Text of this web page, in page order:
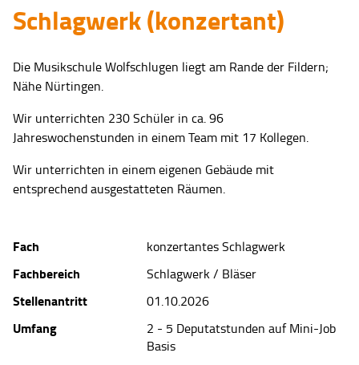
Schlagwerk (konzertant)
Die Musikschule Wolfschlugen liegt am Rande der Fildern;
Nähe Nürtingen.
Wir unterrichten 230 Schüler in ca. 96
Jahreswochenstunden in einem Team mit 17 Kollegen.
Wir unterrichten in einem eigenen Gebäude mit
entsprechend ausgestatteten Räumen.
Fach konzertantes Schlagwerk
Fachbereich Schlagwerk / Bläser
Stellenantritt 01.10.2026
Umfang
2 - 5 Deputatstunden auf Mini-Job
Basis